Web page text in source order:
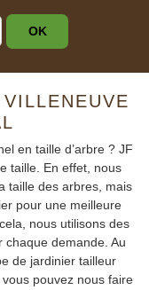
en taille d’arbre ? JF
taille. En effet, nous
taille des arbres, mais
pour une meilleure
nous utilisons des
demande. Au
de jardinier tailleur
pouvez nous faire